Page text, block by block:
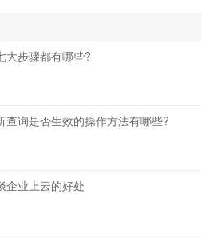
大步骤都有哪些?
查询是否生效的操作方法有哪些?
企业上云的好处